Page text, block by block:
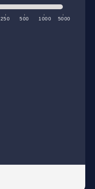
250 500 1000 5000